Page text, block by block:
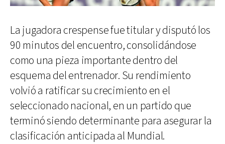
La jugadora crespense fue titular y disputó los
90 minutos del encuentro, consolidándose
como una pieza importante dentro del
esquema del entrenador. Su rendimiento
volvió a ratificar su crecimiento en el
seleccionado nacional, en un partido que
terminó siendo determinante para asegurar la
clasificación anticipada al Mundial.